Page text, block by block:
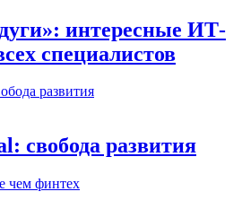
интересные ИТ-
специалистов
свобода развития